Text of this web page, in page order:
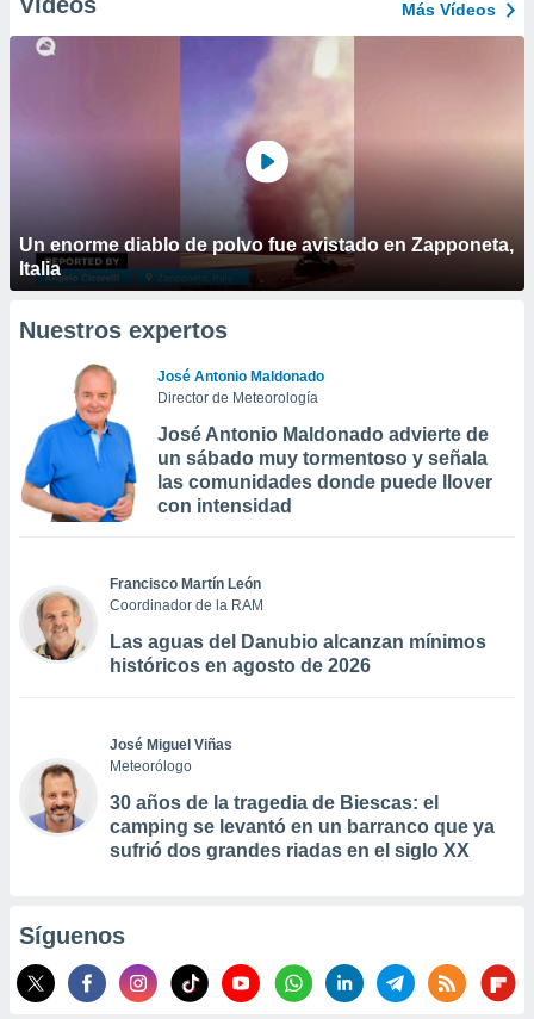
Más Vídeos
Un enorme diablo de polvo fue avistado en Zapponeta,
Italia
Nuestros expertos
José Antonio Maldonado
Director de Meteorología
José Antonio Maldonado advierte de
un sábado muy tormentoso y señala
las comunidades donde puede llover
con intensidad
Francisco Martín León
Coordinador de la RAM
Las aguas del Danubio alcanzan mínimos
históricos en agosto de 2026
José Miguel Viñas
Meteorólogo
30 años de la tragedia de Biescas: el
camping se levantó en un barranco que ya
sufrió dos grandes riadas en el siglo XX
Síguenos